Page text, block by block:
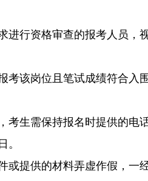
行资格审查的报考人员，
考该岗位且笔试成绩符合入
考生需保持报名时提供的电
。
提供的材料弄虚作假，一